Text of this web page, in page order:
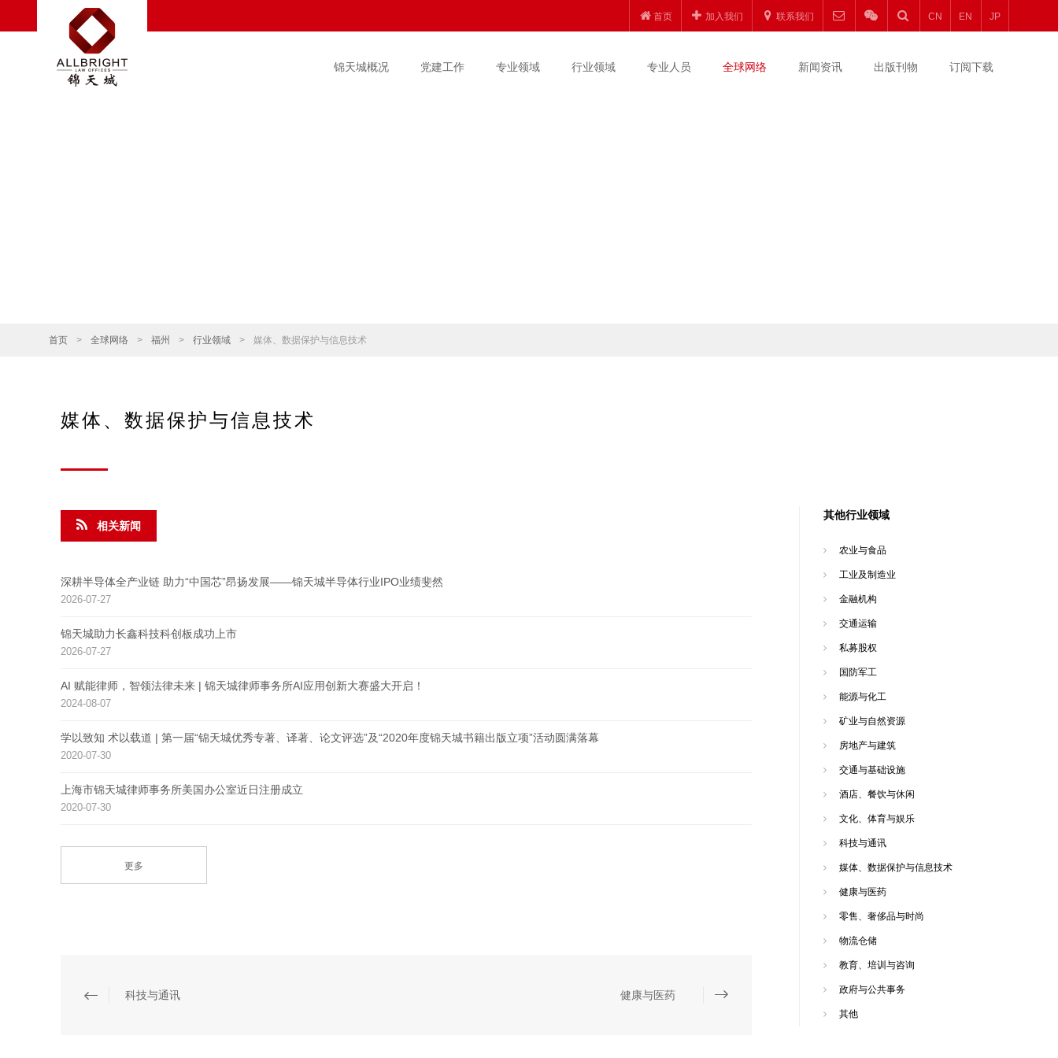
首页 加入我们 联系我们 CN EN JP
锦天城概况 党建工作 专业领域 行业领域 专业人员 全球网络 新闻资讯 出版刊物 订阅下载
首页 > 全球网络 > 福州 > 行业领域 > 媒体、数据保护与信息技术
媒体、数据保护与信息技术
相关新闻
深耕半导体全产业链 助力“中国芯”昂扬发展——锦天城半导体行业IPO业绩斐然
2026-07-27
锦天城助力长鑫科技科创板成功上市
2026-07-27
AI 赋能律师，智领法律未来 | 锦天城律师事务所AI应用创新大赛盛大开启！
2024-08-07
学以致知 术以载道 | 第一届“锦天城优秀专著、译著、论文评选”及“2020年度锦天城书籍出版立项”活动圆满落幕
2020-07-30
上海市锦天城律师事务所美国办公室近日注册成立
2020-07-30
更多
科技与通讯 健康与医药
其他行业领域
农业与食品
工业及制造业
金融机构
交通运输
私募股权
国防军工
能源与化工
矿业与自然资源
房地产与建筑
交通与基础设施
酒店、餐饮与休闲
文化、体育与娱乐
科技与通讯
媒体、数据保护与信息技术
健康与医药
零售、奢侈品与时尚
物流仓储
教育、培训与咨询
政府与公共事务
其他